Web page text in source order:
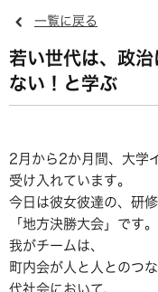
一覧に戻る
若い世代は、政
ない！と学ぶ
2月から2か月間、大学
受け入れています。
今日は彼女彼達の、研
「地方決勝大会」です。
我がチームは、
町内会が人と人とのつ
代社会において、